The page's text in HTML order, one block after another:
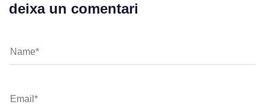
deixa un comentari